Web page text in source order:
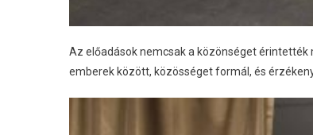
Az előadások nemcsak a közönséget
emberek között, közösséget formál, és